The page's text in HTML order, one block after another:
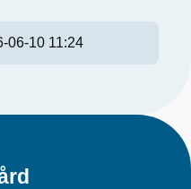
06-10 11:24